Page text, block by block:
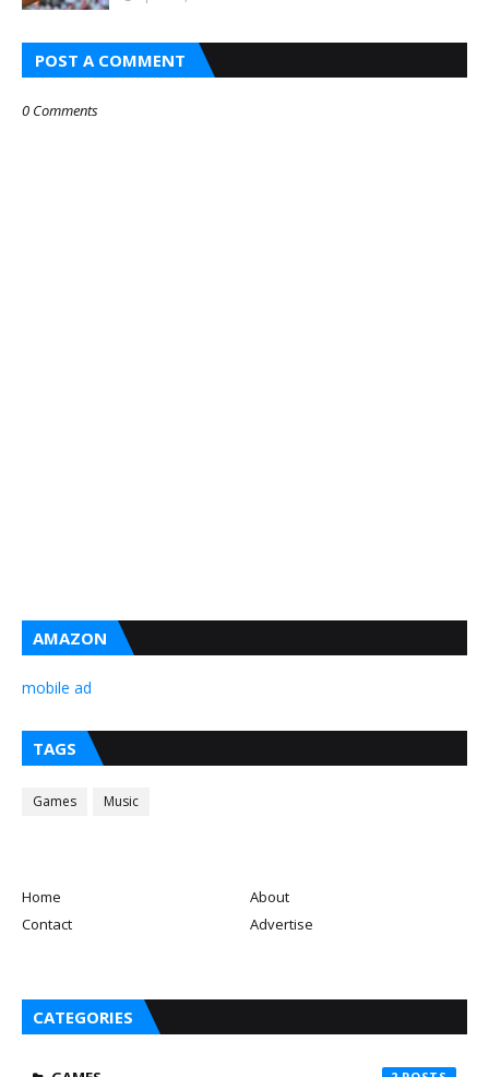
POST A COMMENT
0 Comments
AMAZON
mobile ad
TAGS
Games Music
Home
About
Contact
Advertise
CATEGORIES